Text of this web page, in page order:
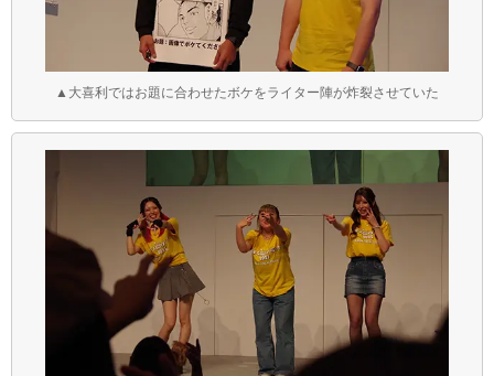
▲大喜利ではお題に合わせたボケをライター陣が炸裂させていた